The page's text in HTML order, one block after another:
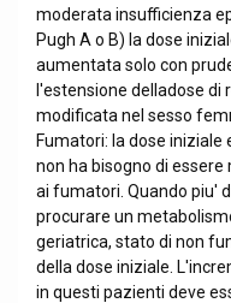
moderata insufficienza
Pugh A o B) la dose
aumentata solo con
l'estensione delladose di
modificata nel sesso
Fumatori: la dose iniziale
non ha bisogno di
ai fumatori. Quando piu'
procurare un
geriatrica, stato di non
della dose iniziale.
in questi pazienti deve